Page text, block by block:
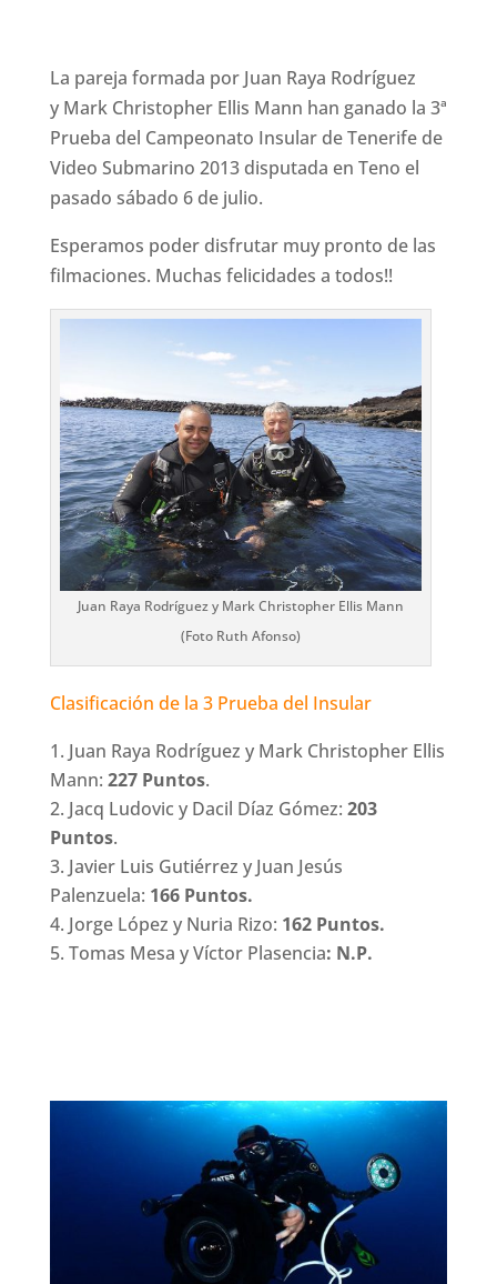
La pareja formada por Juan Raya Rodríguez
y Mark Christopher Ellis Mann han ganado la 3ª
Prueba del Campeonato Insular de Tenerife de
Video Submarino 2013 disputada en Teno el
pasado sábado 6 de julio.
Esperamos poder disfrutar muy pronto de las
filmaciones. Muchas felicidades a todos!!
Juan Raya Rodríguez y Mark Christopher Ellis Mann
(Foto Ruth Afonso)
Clasificación de la 3 Prueba del Insular
Juan Raya Rodríguez y Mark Christopher Ellis
Mann: 227 Puntos.
Jacq Ludovic y Dacil Díaz Gómez: 203
Puntos.
Javier Luis Gutiérrez y Juan Jesús
Palenzuela: 166 Puntos.
Jorge López y Nuria Rizo: 162 Puntos.
Tomas Mesa y Víctor Plasencia: N.P.